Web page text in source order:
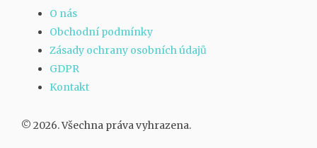
O nás
Obchodní podmínky
Zásady ochrany osobních údajů
GDPR
Kontakt
© 2026. Všechna práva vyhrazena.